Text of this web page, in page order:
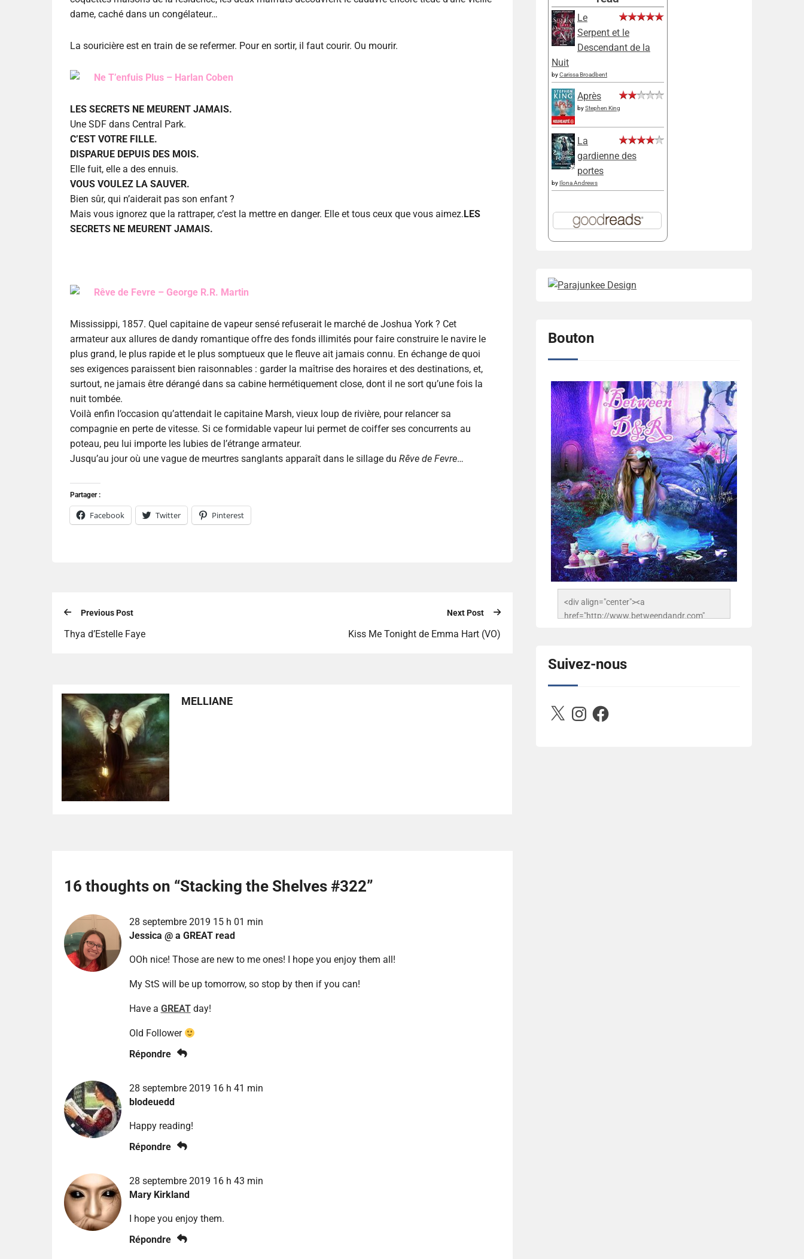
dame, caché dans un congélateur…
La souricière est en train de se refermer. Pour en sortir, il faut courir. Ou mourir.
Ne T’enfuis Plus – Harlan Coben
LES SECRETS NE MEURENT JAMAIS.
Une SDF dans Central Park.
C’EST VOTRE FILLE.
DISPARUE DEPUIS DES MOIS.
Elle fuit, elle a des ennuis.
VOUS VOULEZ LA SAUVER.
Bien sûr, qui n’aiderait pas son enfant ?
Mais vous ignorez que la rattraper, c’est la mettre en danger. Elle et tous ceux que vous aimez. LES
SECRETS NE MEURENT JAMAIS.
Rêve de Fevre – George R.R. Martin
Mississippi, 1857. Quel capitaine de vapeur sensé refuserait le marché de Joshua York ? Cet
armateur aux allures de dandy romantique offre des fonds illimités pour faire construire le navire le
plus grand, le plus rapide et le plus somptueux que le fleuve ait jamais connu. En échange de quoi
ses exigences paraissent bien raisonnables : garder la maîtrise des horaires et des destinations, et,
surtout, ne jamais être dérangé dans sa cabine hermétiquement close, dont il ne sort qu’une fois la
nuit tombée.
Voilà enfin l’occasion qu’attendait le capitaine Marsh, vieux loup de rivière, pour relancer sa
compagnie en perte de vitesse. Si ce formidable vapeur lui permet de coiffer ses concurrents au
poteau, peu lui importe les lubies de l’étrange armateur.
Jusqu’au jour où une vague de meurtres sanglants apparaît dans le sillage du Rêve de Fevre…
Partager :
Facebook Twitter Pinterest
Previous Post
Thya d’Estelle Faye
Next Post
Kiss Me Tonight de Emma Hart (VO)
MELLIANE
16 thoughts on “Stacking the Shelves #322”
28 septembre 2019 15 h 01 min
Jessica @ a GREAT read
OOh nice! Those are new to me ones! I hope you enjoy them all!
My StS will be up tomorrow, so stop by then if you can!
Have a GREATday!
Old Follower
Répondre
28 septembre 2019 16 h 41 min
blodeuedd
Happy reading!
Répondre
28 septembre 2019 16 h 43 min
Mary Kirkland
I hope you enjoy them.
Répondre
Le
Serpent et le
Descendant de la
Nuit
byCarissa Broadbent
Après
byStephen King
La
gardienne des
portes
by Ilona Andrews
Bouton
<div align="center"><a
href="http://www.betweendandr.com"
503716673157532-
2788222864243652657-n.jpg"
alt="Between D&R" style="border:none;" />
Suivez-nous
X InstagramFacebook